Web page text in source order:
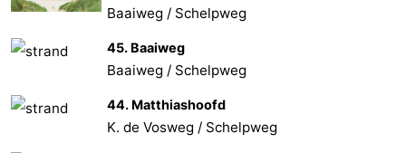
Baaiweg / Schelpweg
45. Baaiweg
Baaiweg / Schelpweg
44. Matthiashoofd
K. de Vosweg / Schelpweg